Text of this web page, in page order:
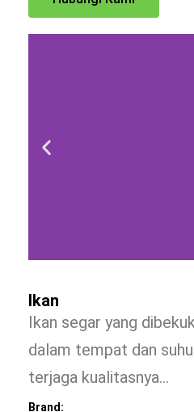
Ikan
Ikan segar yang
dalam tempat dan
terjaga kualitasnya…
Brand: